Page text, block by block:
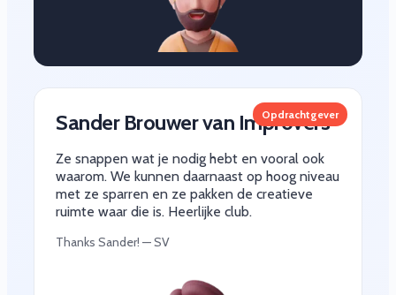
Sander Brouwer van Improvers
Ze snappen wat je nodig hebt en vooral ook
waarom. We kunnen daarnaast op hoog niveau
met ze sparren en ze pakken de creatieve
ruimte waar die is. Heerlijke club.
Thanks Sander! — SV
Opdrachtgever